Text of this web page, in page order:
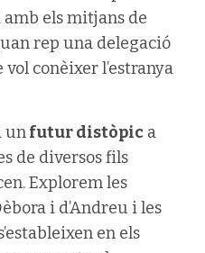
els mitjans de
rep una delegació
vol conèixer l’estranya
unfutur distòpic a
de diversos fils
Explorem les
i d’Andreu i les
en els